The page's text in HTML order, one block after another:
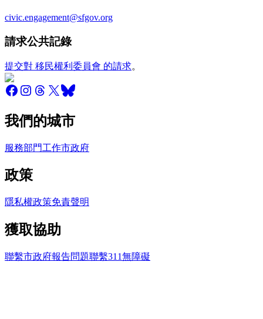
civic.engagement@sfgov.org
請求公共記錄
提交對 移民權利委員會 的請求。
我們的城市
服務部門工作市政府
政策
隱私權政策免責聲明
獲取協助
聯繫市政府報告問題聯繫311無障礙